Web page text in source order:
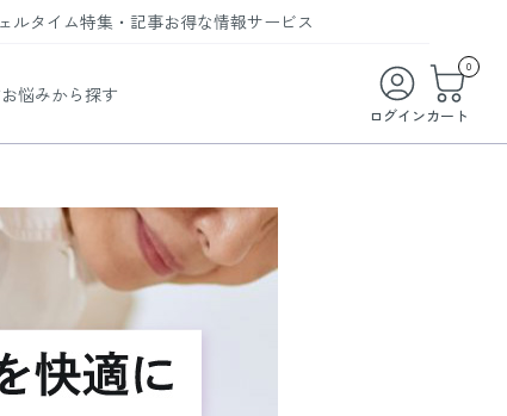
ログイン
0
カート
ルタイム
ューティータイム
ルスケアタイム
ライフスタイルタイム
特集・記事
WELMAG
お得な情報
WEB限定/期間限定キャンペーン
まとめ買い商品
サービス
メンバーシッププログラム
LINEお友達登録
お問い合わせ
ご利用ガイド
ドトワレ
お悩みから探す